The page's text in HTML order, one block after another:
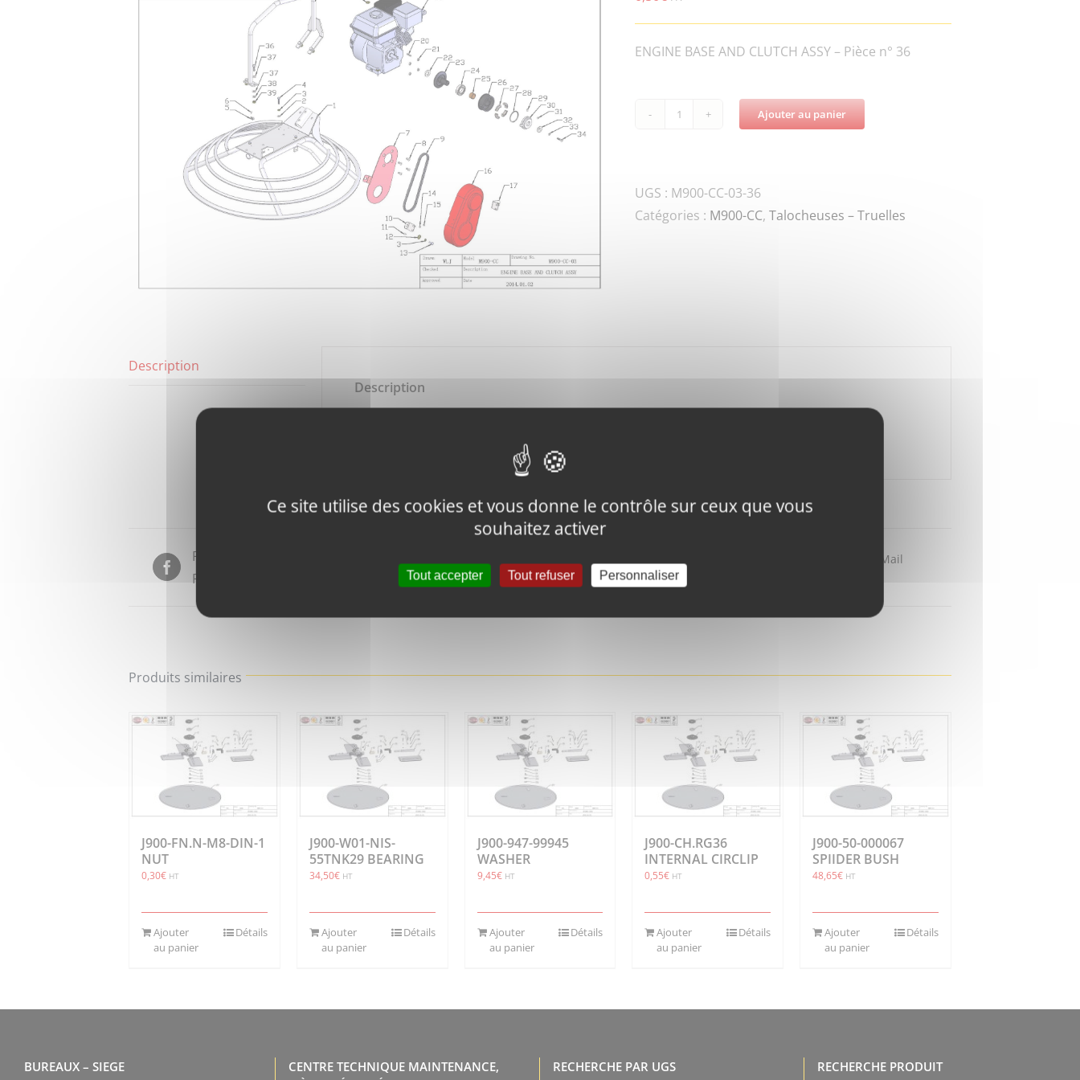
ENGINE BASE AND CLUTCH ASSY – Pièce n° 36
quantité
CC-
FN.B-
Ajouter au panier
UGS : M900-CC-03-36
Catégories : M900-CC, Talocheuses – Truelles
Description
Description
Partager sur
Facebook
produit
produit
Partager par Mail
Produits similaires
J900-FN.N-M8-DIN-1
NUT
0,30€ HT
Ajouter
au panier
Détails
J900-W01-NIS-
55TNK29 BEARING
34,50€ HT
Ajouter
au panier
Détails
J900-947-99945
WASHER
9,45€ HT
Ajouter
au panier
Détails
J900-CH.RG36
INTERNAL CIRCLIP
0,55€ HT
Ajouter
au panier
Détails
J900-50-000067
SPIIDER BUSH
48,65€ HT
Ajouter
au panier
Détails
BUREAUX – SIEGE
CENTRE TECHNIQUE MAINTENANCE,
RECHERCHE PAR UGS RECHERCHE PRODUIT
Ce site utilise des cookies et vous donne le contrôle sur ceux que vous
souhaitez activer
Tout accepter Tout refuser Personnaliser